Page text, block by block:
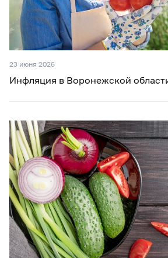
23 июня 2026
Инфляция в Воронежской